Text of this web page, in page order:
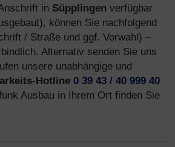
in Süpplingen verfügbar
können Sie nachfolgend
/ Straße und ggf. Vorwahl) –
Alternativ senden Sie uns
unsere unabhängige und
Hotline 0 39 43 / 40 999 40
Ausbau in Ihrem Ort finden Sie